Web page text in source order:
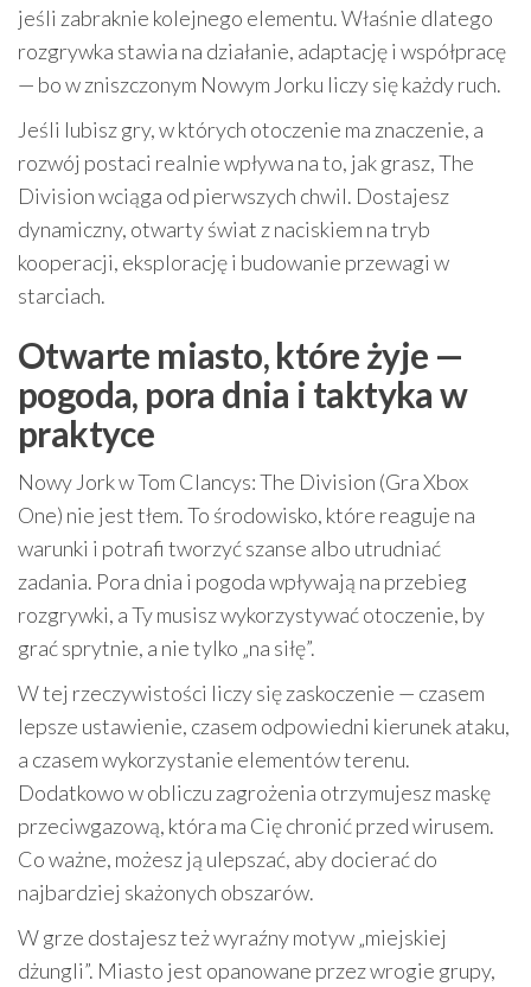
jeśli zabraknie kolejnego elementu. Właśnie dlatego
rozgrywka stawia na działanie, adaptację i współpracę
— bo w zniszczonym Nowym Jorku liczy się każdy ruch.
Jeśli lubisz gry, w których otoczenie ma znaczenie, a
rozwój postaci realnie wpływa na to, jak grasz, The
Division wciąga od pierwszych chwil. Dostajesz
dynamiczny, otwarty świat z naciskiem na tryb
kooperacji, eksplorację i budowanie przewagi w
starciach.
Otwarte miasto, które żyje —
pogoda, pora dnia i taktyka w
praktyce
Nowy Jork w Tom Clancys: The Division (Gra Xbox
One) nie jest tłem. To środowisko, które reaguje na
warunki i potrafi tworzyć szanse albo utrudniać
zadania. Pora dnia i pogoda wpływają na przebieg
rozgrywki, a Ty musisz wykorzystywać otoczenie, by
grać sprytnie, a nie tylko „na siłę”.
W tej rzeczywistości liczy się zaskoczenie — czasem
lepsze ustawienie, czasem odpowiedni kierunek ataku,
a czasem wykorzystanie elementów terenu.
Dodatkowo w obliczu zagrożenia otrzymujesz maskę
przeciwgazową, która ma Cię chronić przed wirusem.
Co ważne, możesz ją ulepszać, aby docierać do
najbardziej skażonych obszarów.
W grze dostajesz też wyraźny motyw „miejskiej
dżungli”. Miasto jest opanowane przez wrogie grupy,